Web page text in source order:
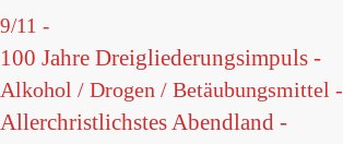
9/11 -
100 Jahre Dreigliederungsimpuls -
Alkohol / Drogen / Betäubungsmittel -
Allerchristlichstes Abendland -